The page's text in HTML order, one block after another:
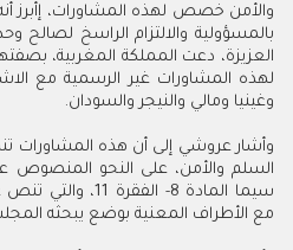
والأمن خصص لهذه المشاورات، إأبرز
بالمسؤولية والالتزام الراسخ لصالح
العزيزة، دعت المملكة المغربية،
لهذه المشاورات غير الرسمية مع
وغينيا ومالي والنيجر والسودان.
وأشار عروشي إلى أن هذه المشاورات
السلم والأمن، على النحو المنصوص
سيما المادة 8-
مع الأطراف المعنية بوضع يبحثه